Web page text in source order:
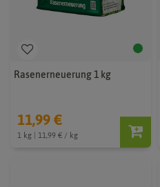
Rasenerneuerung 1 kg
11,99 €
1 kg | 11,99 € / kg